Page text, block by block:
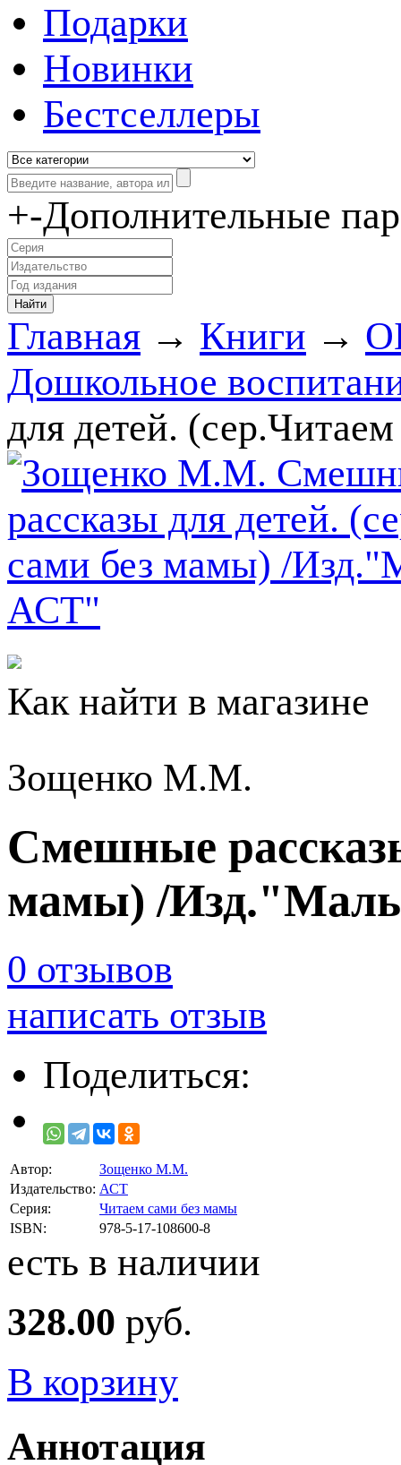
Подарки
Новинки
Бестселлеры
+-Дополнительные
Главная → Книги →
Дошкольное
для детей.
Как найти в магазине
Зощенко М.М.
Смешные
мамы) /
0 отзывов
написать отзыв
Поделиться:
Автор:
Зощенко М.М.
Издательство: АСТ
Серия:
Читаем сами без мамы
ISBN:
978-5-17-108600-8
есть в наличии
328.00 руб.
В корзину
Аннотация